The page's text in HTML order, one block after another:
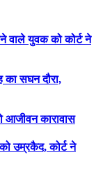
वाले युवक को कोर्ट ने
का सघन दौरा,
आजीवन कारावास
उम्रकैद, कोर्ट ने